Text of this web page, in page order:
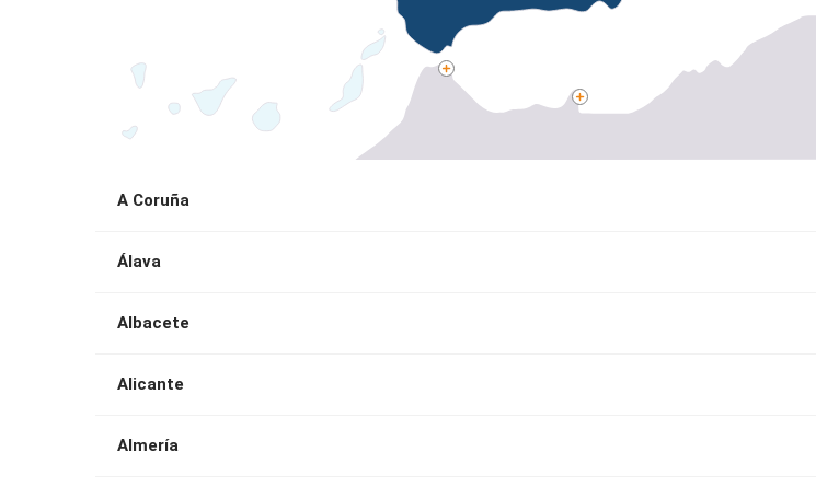
A Coruña
Álava
Albacete
Alicante
Almería